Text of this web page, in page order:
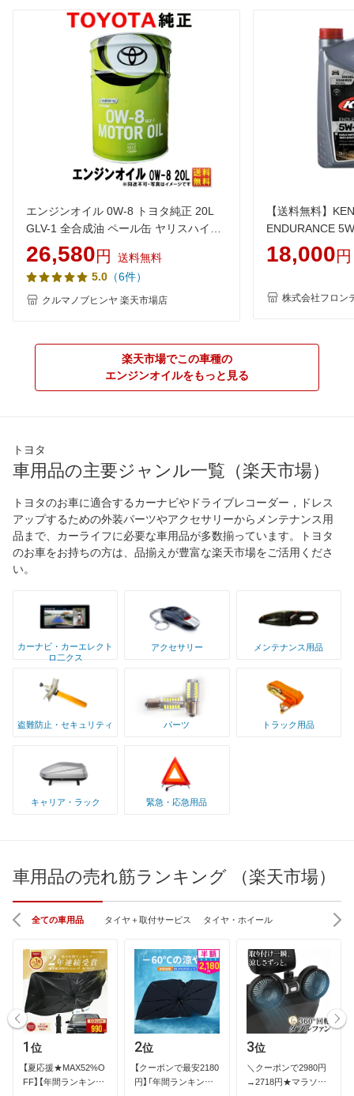
エンジンオイル 0W-8 トヨタ純正 20L
GLV-1 全合成油 ペール缶 ヤリスハイブ
リッド MXPH10 MXPH15 ヤリス ハイブ
リッド 08880-14503 0888014503 トヨ
タ 純正 0W8 モーターオイル トヨタ純
正オイル 送料無料 (沖縄・離島以外) 同
26,580円
送料無料
5.0 （6件）
クルマノブヒンヤ 楽天市場店
【送料無料】
ENDURANCE
ケノール オイル
エンジンオイル
ターボ車 レーシ
18,000円
株式会社フロン
楽天市場でこの車種の
エンジンオイルをもっと見る
トヨタ
車用品の主要ジャンル一覧（楽天市場）
トヨタのお車に適合するカーナビやドライブレコーダー，ドレス
アップするための外装パーツやアクセサリーからメンテナンス用
品まで、カーライフに必要な車用品が多数揃っています。トヨタ
のお車をお持ちの方は、品揃えが豊富な楽天市場をご活用くださ
い。
カーナビ・カーエレクト
ロ二クス
アクセサリー メンテナンス用品
盗難防止・セキュリティ パーツ トラック用品
キャリア・ラック 緊急・応急用品
車用品の売れ筋ランキング （楽天市場）
全ての車用品 タイヤ＋取付サービス タイヤ・ホイール
1 位
【​夏​応​援​★​M​A​X​5​2​%​O​
F​F​】​【​年​間​ラ​ン​キ​ン​グ​
2位
【​ク​ー​ポ​ン​で​最​安​2​1​8​0​
円​】​「​年​間​ラ​ン​キ​ン​…
3位
＼​ク​ー​ポ​ン​で​2​9​8​0​円​
→​2​7​1​8​円​★​マ​ラ​ソ​ン​